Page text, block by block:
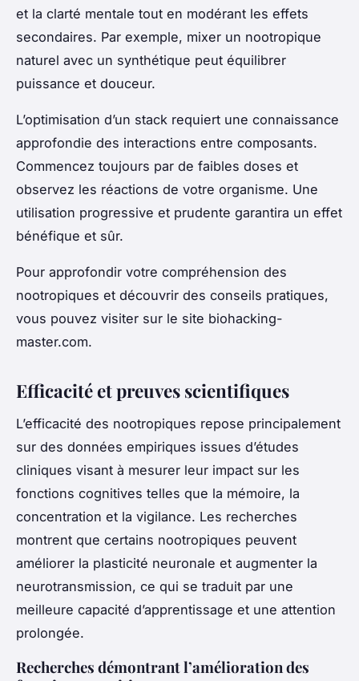
et la clarté mentale tout en modérant les effets
secondaires. Par exemple, mixer un nootropique
naturel avec un synthétique peut équilibrer
puissance et douceur.
L’optimisation d’un stack requiert une connaissance
approfondie des interactions entre composants.
Commencez toujours par de faibles doses et
observez les réactions de votre organisme. Une
utilisation progressive et prudente garantira un effet
bénéfique et sûr.
Pour approfondir votre compréhension des
nootropiques et découvrir des conseils pratiques,
vous pouvez visiter sur le site biohacking-
master.com.
Efficacité et preuves scientifiques
L’efficacité des nootropiques repose principalement
sur des données empiriques issues d’études
cliniques visant à mesurer leur impact sur les
fonctions cognitives telles que la mémoire, la
concentration et la vigilance. Les recherches
montrent que certains nootropiques peuvent
améliorer la plasticité neuronale et augmenter la
neurotransmission, ce qui se traduit par une
meilleure capacité d’apprentissage et une attention
prolongée.
Recherches démontrant l’amélioration des